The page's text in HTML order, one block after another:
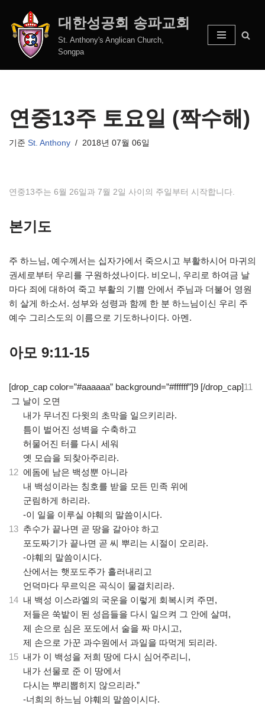
콘
뛰
기
대한성공회 송파교회
St. Anthony's Anglican Church,
Songpa
연중13주 토요일 (짝수해)
기준 St. Anthony 2018년 07월 06일
연중13주는 6월 26일과 7월 2일 사이의 주일부터 시작합니다.
본기도
주 하느님, 예수께서는 십자가에서 죽으시고 부활하시어 마귀의
권세로부터 우리를 구원하셨나이다. 비오니, 우리로 하여금 날
마다 죄에 대하여 죽고 부활의 기쁨 안에서 주님과 더불어 영원
히 살게 하소서. 성부와 성령과 함께 한 분 하느님이신 우리 주
예수 그리스도의 이름으로 기도하나이다. 아멘.
아모 9:11-15
[drop_cap color=”#aaaaaa” background=”#ffffff”]9 [/drop_cap]11
그 날이 오면
내가 무너진 다윗의 초막을 일으키리라.
틈이 벌어진 성벽을 수축하고
허물어진 터를 다시 세워
옛 모습을 되찾아주리라.
12 에돔에 남은 백성뿐 아니라
내 백성이라는 칭호를 받을 모든 민족 위에
군림하게 하리라.
-이 일을 이루실 야훼의 말씀이시다.
13 추수가 끝나면 곧 땅을 갈아야 하고
포도짜기가 끝나면 곧 씨 뿌리는 시절이 오리라.
-야훼의 말씀이시다.
산에서는 햇포도주가 흘러내리고
언덕마다 무르익은 곡식이 물결치리라.
14 내 백성 이스라엘의 국운을 이렇게 회복시켜 주면,
저들은 쑥밭이 된 성읍들을 다시 일으켜 그 안에 살며,
제 손으로 심은 포도에서 술을 짜 마시고,
제 손으로 가꾼 과수원에서 과일을 따먹게 되리라.
15 내가 이 백성을 저희 땅에 다시 심어주리니,
내가 선물로 준 이 땅에서
다시는 뿌리뽑히지 않으리라.”
-너희의 하느님 야훼의 말씀이시다.